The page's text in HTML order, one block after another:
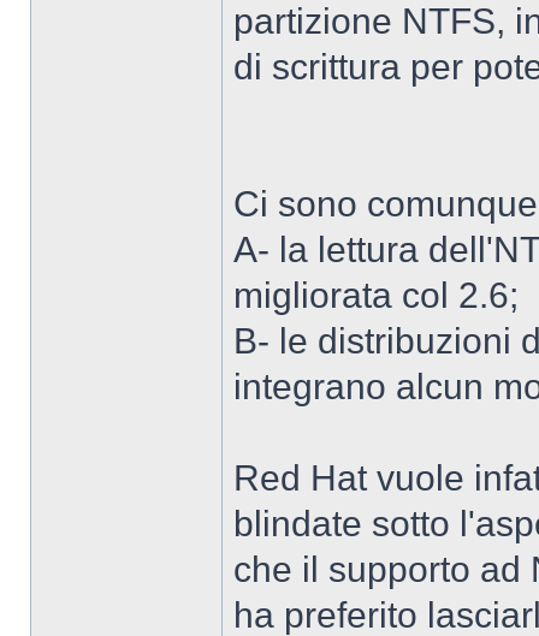
partizione NTFS,
di scrittura per
Ci sono
A- la lettura
migliorata col 2.6;
B- le distribuzioni
integrano alcun
Red Hat vuole
blindate sotto
che il supporto ad
ha preferito